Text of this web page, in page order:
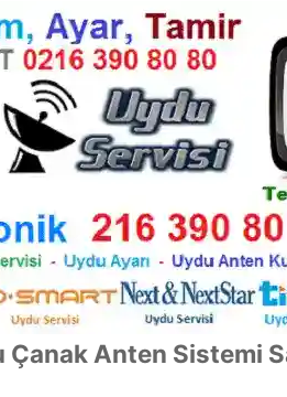
Çanak Anten Sistemi